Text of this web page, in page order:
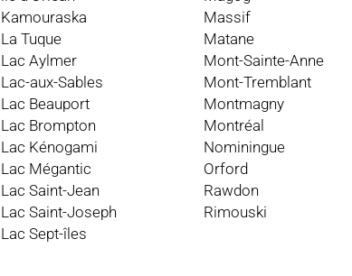
Kamouraska
La Tuque
Lac Aylmer
Lac-aux-Sables
Lac Beauport
Lac Brompton
Lac Kénogami
Lac Mégantic
Lac Saint-Jean
Lac Saint-Joseph
Lac Sept-îles
Massif
Matane
Mont-Sainte-Anne
Mont-Tremblant
Montmagny
Montréal
Nominingue
Orford
Rawdon
Rimouski